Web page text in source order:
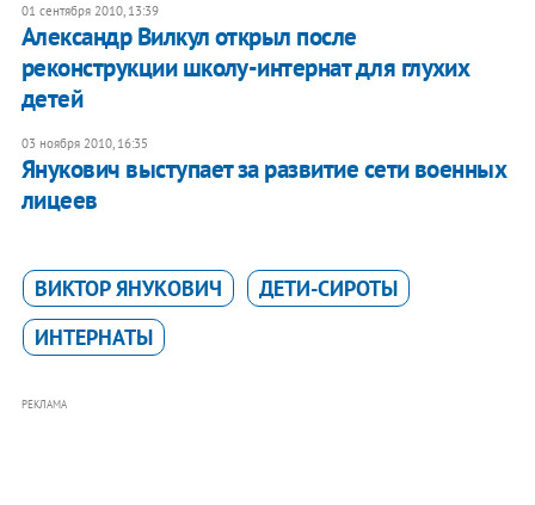
01 сентября 2010, 13:39
Александр Вилкул открыл после
реконструкции школу-интернат для глухих
детей
03 ноября 2010, 16:35
Янукович выступает за развитие сети военных
лицеев
ВИКТОР ЯНУКОВИЧ
ДЕТИ-СИРОТЫ
ИНТЕРНАТЫ
РЕКЛАМА